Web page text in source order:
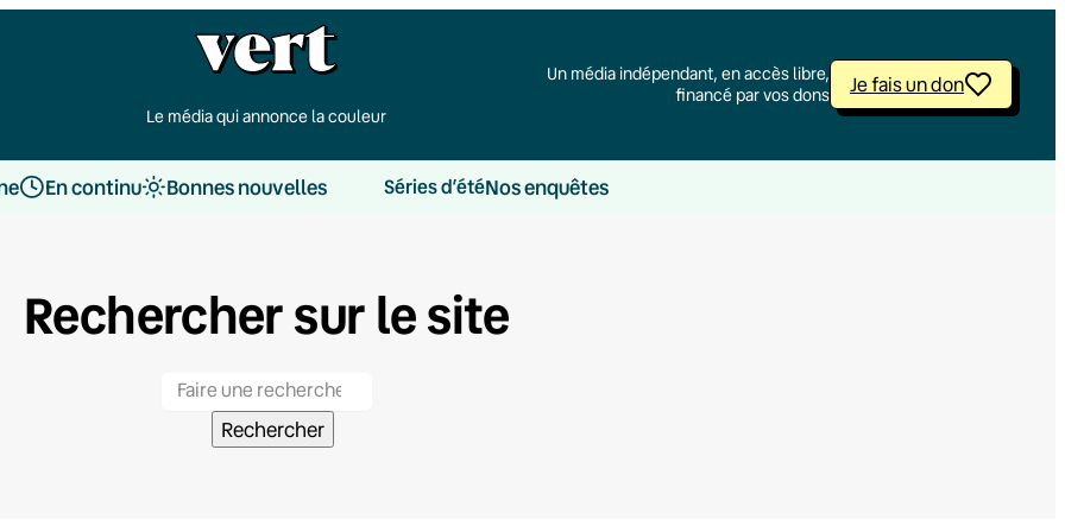
Le média qui annonce la couleur
Un média indépendant, en accès libre,
financé par vos dons
Je fais un don
En continu Bonnes nouvelles Séries d’étéNos enquêtes
Rechercher sur le site
Rechercher